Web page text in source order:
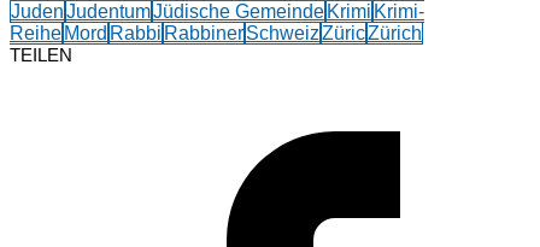
JudenJudentumJüdische Gemeinde Krimi Krimi-
Reihe Mord Rabbi RabbinerSchweizZüricZürich
TEILEN